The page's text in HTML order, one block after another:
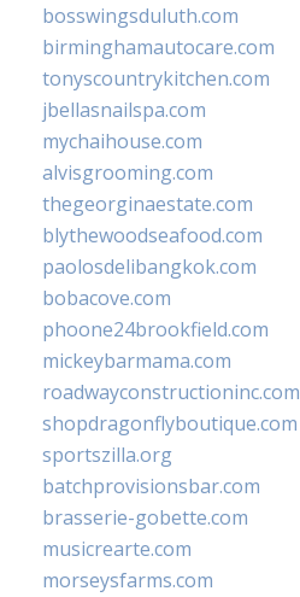
bosswingsduluth.com
birminghamautocare.com
tonyscountrykitchen.com
jbellasnailspa.com
mychaihouse.com
alvisgrooming.com
thegeorginaestate.com
blythewoodseafood.com
paolosdelibangkok.com
bobacove.com
phoone24brookfield.com
mickeybarmama.com
roadwayconstructioninc.com
shopdragonflyboutique.com
sportszilla.org
batchprovisionsbar.com
brasserie-gobette.com
musicrearte.com
morseysfarms.com